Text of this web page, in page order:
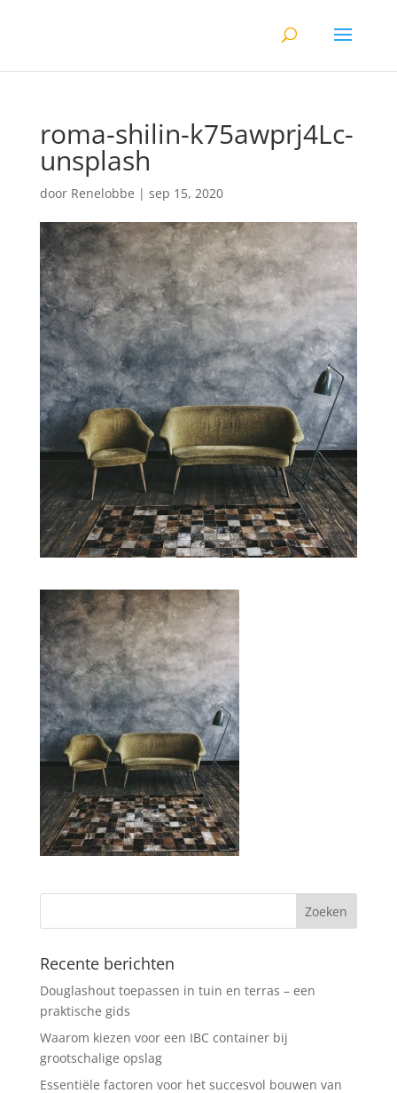
roma-shilin-k75awprj4Lc-
unsplash
door Renelobbe | sep 15, 2020
Recente berichten
Douglashout toepassen in tuin en terras – een
praktische gids
Waarom kiezen voor een IBC container bij
grootschalige opslag
Essentiële factoren voor het succesvol bouwen van